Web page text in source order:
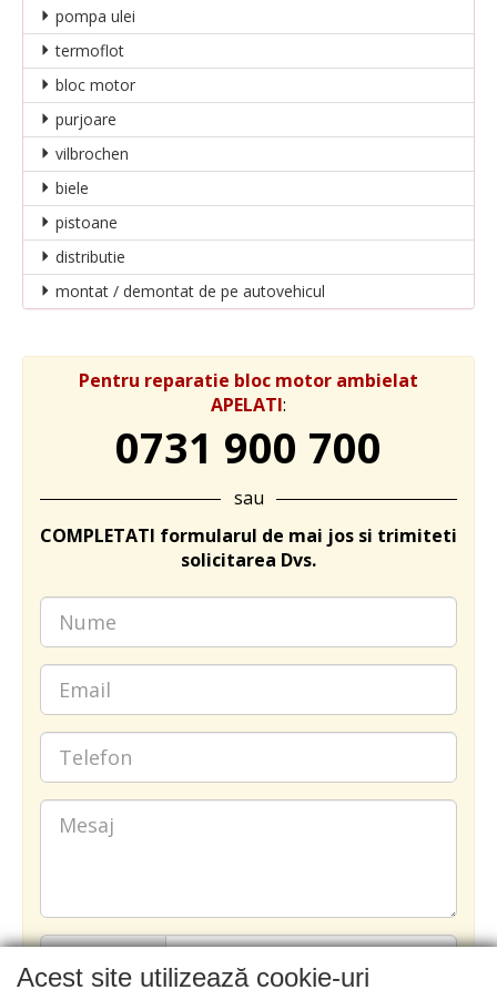
pompa ulei
termoflot
bloc motor
purjoare
vilbrochen
biele
pistoane
distributie
montat / demontat de pe autovehicul
Pentru reparatie bloc motor ambielat
APELATI:
0731 900 700
sau
COMPLETATI formularul de mai jos si trimiteti
solicitarea Dvs.
Acest site utilizează cookie-uri